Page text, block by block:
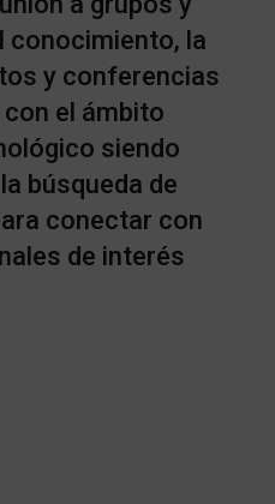
conocimiento, la
y conferencias
el ámbito
siendo
búsqueda de
conectar con
de interés